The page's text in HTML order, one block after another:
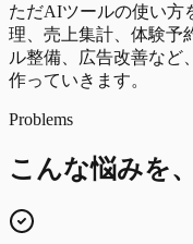
ただAIツールの使い方
理、売上集計、体験予
ル整備、広告改善など
作っていきます。
Problems
こんな悩みを